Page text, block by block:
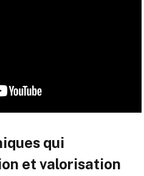
qui
et valorisation